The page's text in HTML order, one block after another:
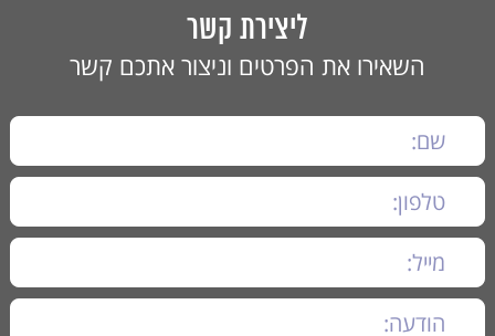
ליצירת קשר
השאירו את הפרטים וניצור אתכם קשר